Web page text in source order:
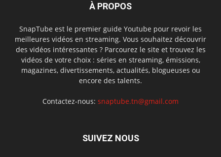
À PROPOS
SnapTube est le premier guide Youtube pour revoir les
meilleures vidéos en streaming. Vous souhaitez découvrir
des vidéos intéressantes ? Parcourez le site et trouvez les
vidéos de votre choix : séries en streaming, émissions,
magazines, divertissements, actualités, blogueuses ou
encore des talents.
Contactez-nous: snaptube.tn@gmail.com
SUIVEZ NOUS